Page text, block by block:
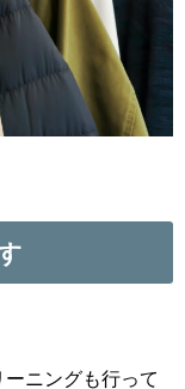
ニングも行って